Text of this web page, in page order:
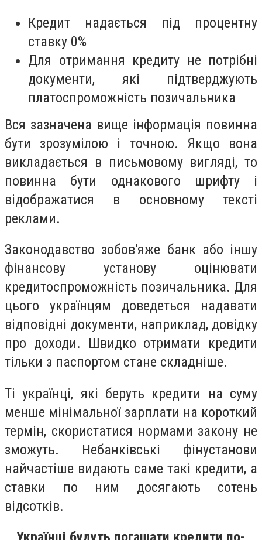
Кредит надається під процентну
ставку 0%
Для отримання кредиту не потрібні
документи, які підтверджують
платоспроможність позичальника
Вся зазначена вище інформація повинна
бути зрозумілою і точною. Якщо вона
викладається в письмовому вигляді, то
повинна бути однакового шрифту і
відображатися в основному тексті
реклами.
Законодавство зобов'яже банк або іншу
фінансову установу оцінювати
кредитоспроможність позичальника. Для
цього українцям доведеться надавати
відповідні документи, наприклад, довідку
про доходи. Швидко отримати кредити
тільки з паспортом стане складніше.
Ті українці, які беруть кредити на суму
менше мінімальної зарплати на короткий
термін, скористатися нормами закону не
зможуть. Небанківські фінустанови
найчастіше видають саме такі кредити, а
ставки по ним досягають сотень
відсотків.